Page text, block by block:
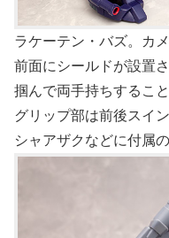
ラケーテン・バズ。カ
前面にシールドが設置
掴んで両手持ちすること
グリップ部は前後スイ
シャアザクなどに付属